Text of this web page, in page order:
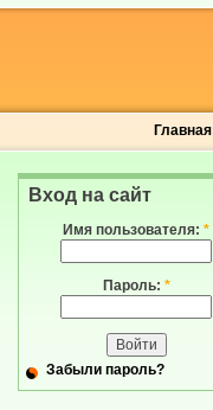
Главная
Вход на сайт
Имя пользователя: *
Пароль: *
Забыли пароль?